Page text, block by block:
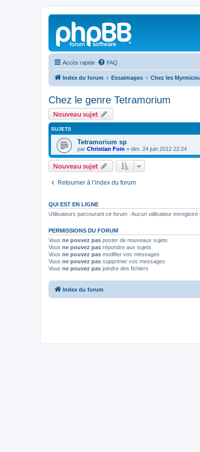
Accès rapide FAQ
Index du forum Essaimages Chez les
Chez le genre Tetramorium
Nouveau sujet
SUJETS
Tetramorium sp
par Christian Foin » dim. 24 juin 2012 22:24
Nouveau sujet
Retourner à l’index du forum
QUI EST EN LIGNE
Utilisateurs parcourant ce forum : Aucun utilisateur enregistré
PERMISSIONS DU FORUM
Vous ne pouvez pas poster de nouveaux sujets
Vous ne pouvez pas répondre aux sujets
Vous ne pouvez pas modifier vos messages
Vous ne pouvez pas supprimer vos messages
Vous ne pouvez pas joindre des fichiers
Index du forum